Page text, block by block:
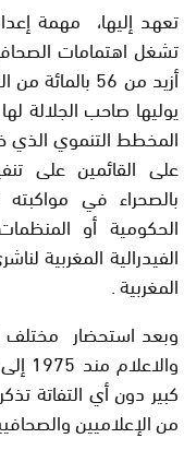
تعهد إليها، مهمة
تشغل اهتمامات
أزيد من 56
يوليها صاحب الجلالة
على القائمين على
بالصحراء في
الحكومية أو
الفيدرالية المغربية
المغربية .
وبعد استحضار مختلف
كبير دون أي التفاتة
من الإعلاميين